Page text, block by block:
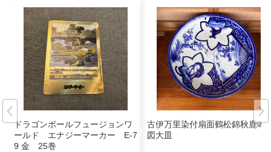
ドラゴンボールフュージョンワ
ールド エナジーマーカー E-7
9 金 25巻
古伊万里染付扇面鶴松錦秋鹿鳴
図大皿